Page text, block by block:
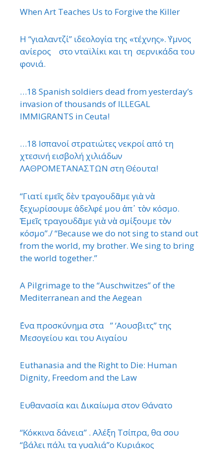
When Art Teaches Us to Forgive the Killer
Η “γιαλαντζί” ιδεολογία της «τέχνης». ΄Υμνος
ανίερος στο νταϊλίκι και τη σερνικάδα του
φονιά.
…18 Spanish soldiers dead from yesterday’s
invasion of thousands of ILLEGAL
IMMIGRANTS in Ceuta!
…18 Ισπανοί στρατιώτες νεκροί από τη
χτεσινή εισβολή χιλιάδων
ΛΑΘΡΟΜΕΤΑΝΑΣΤΩΝ στη Θέουτα!
“Γιατί εμεῖς δὲν τραγουδᾶμε γιὰ νὰ
ξεχωρίσουμε ἀδελφέ μου ἀπ᾿ τὸν κόσμο.
Ἐμεῖς τραγουδᾶμε γιὰ νὰ σμίξουμε τὸν
κόσμο”./ “Because we do not sing to stand out
from the world, my brother. We sing to bring
the world together.”
A Pilgrimage to the “Auschwitzes” of the
Mediterranean and the Aegean
΄Ενα προσκύνημα στα ” ‘Αουσβιτς” της
Μεσογείου και του Αιγαίου
Euthanasia and the Right to Die: Human
Dignity, Freedom and the Law
Ευθανασία και Δικαίωμα στον Θάνατο
“Κόκκινα δάνεια” . Αλέξη Τσίπρα, θα σου
“βάλει πάλι τα γυαλιά”ο Κυριάκος